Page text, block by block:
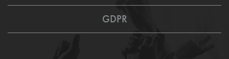
GDPR